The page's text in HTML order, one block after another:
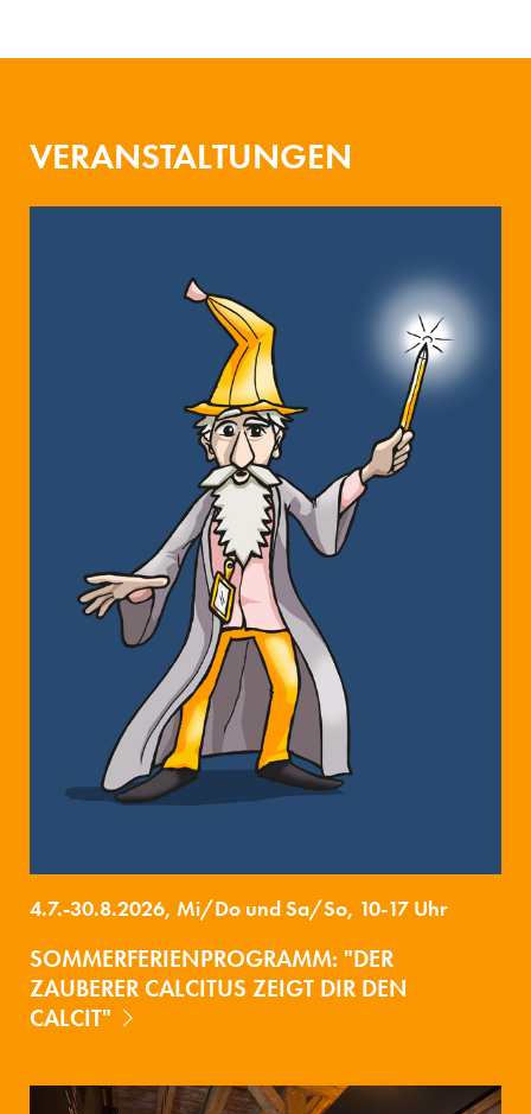
VERANSTALTUNGEN
4.7.-30.8.2026, Mi/Do und Sa/So, 10-17 Uhr
SOMMERFERIENPROGRAMM: "DER
ZAUBERER CALCITUS ZEIGT DIR DEN
CALCIT"